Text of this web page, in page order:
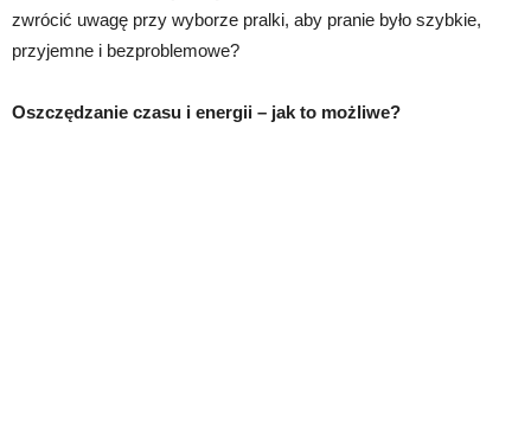
zwrócić uwagę przy wyborze pralki, aby pranie było szybkie,
przyjemne i bezproblemowe?
Oszczędzanie czasu i energii – jak to możliwe?